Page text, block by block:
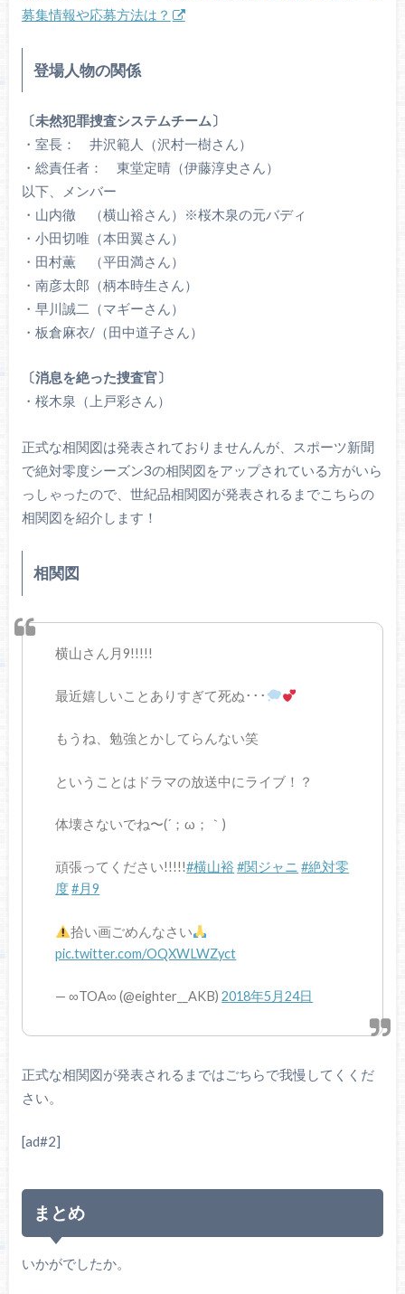
募集情報や応募方法は？
登場人物の関係
〔未然犯罪捜査システムチーム〕
・室長： 井沢範人（沢村一樹さん）
・総責任者： 東堂定晴（伊藤淳史さん）
以下、メンバー
・山内徹 （横山裕さん）※桜木泉の元バディ
・小田切唯（本田翼さん）
・田村薫 （平田満さん）
・南彦太郎（柄本時生さん）
・早川誠二（マギーさん）
・板倉麻衣/（田中道子さん）
〔消息を絶った捜査官〕
・桜木泉（上戸彩さん）
正式な相関図は発表されておりませんんが、スポーツ新聞
で絶対零度シーズン3の相関図をアップされている方がいら
っしゃったので、世紀品相関図が発表されるまでこちらの
相関図を紹介します！
相関図
横山さん月9!!!!!
最近嬉しいことありすぎて死ぬ･･･
もうね、勉強とかしてらんない笑
ということはドラマの放送中にライブ！？
体壊さないでね〜(´；ω；｀)
頑張ってください!!!!!#横山裕#関ジャニ #絶対零
度#月9
拾い画ごめんなさい
pic.twitter.com/OQXWLWZyct
— ∞TOA∞ (@eighter__AKB)2018年5月24日
正式な相関図が発表されるまではごちらで我慢してくくだ
さい。
[ad#2]
まとめ
いかがでしたか。